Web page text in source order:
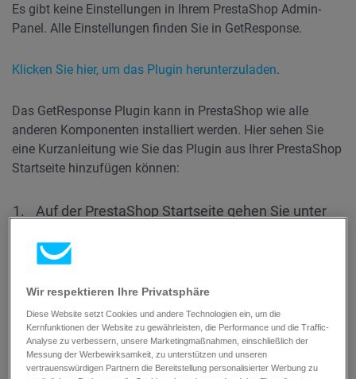
Es gibt keine Einstellungen in Ihrem PrestaShop Admin-
Panel. Alle Einstellungen finden Sie in GetResponse.
Klicken Sie hier, um das Plugin herunterzuladen.
Das GetResponse Plugin kann in PrestaShop wie alle
anderen Komponenten installiert werden. Hier sehen Sie
eine Kurzanleitung wie Sie das Plugin aus Ihrer PrestaShop
Startseite hinzufügen können:
Auf der PrestaShop Startseite gehen Sie unter
Upload a module
Wir respektieren Ihre Privatsphäre
Diese Website setzt Cookies und andere Technologien ein, um die
Kernfunktionen der Website zu gewährleisten, die Performance und die Traffic-
Analyse zu verbessern, unsere Marketingmaßnahmen, einschließlich der
Messung der Werbewirksamkeit, zu unterstützen und unseren
vertrauenswürdigen Partnern die Bereitstellung personalisierter Werbung zu